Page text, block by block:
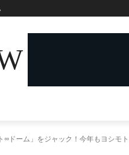
∞ドーム」をジャック！今年もヨシモ